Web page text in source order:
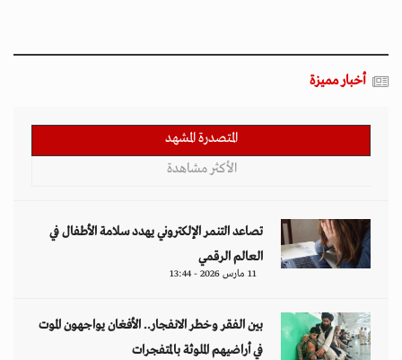
أخبار مميزة
المتصدرة المشهد
الأكثر مشاهدة
تصاعد التنمر الإلكتروني يهدد سلامة الأطفال في
العالم الرقمي
11 مارس 2026 - 13:44
بين الفقر وخطر الانفجار.. الأفغان يواجهون الموت
في أراضيهم الملوثة بالمتفجرات